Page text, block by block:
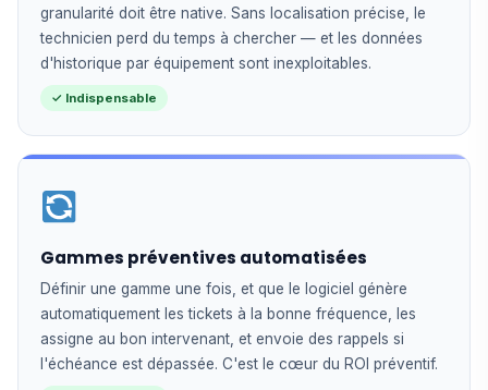
granularité doit être native. Sans localisation précise, le
technicien perd du temps à chercher — et les données
d'historique par équipement sont inexploitables.
✓ Indispensable
Gammes préventives automatisées
Définir une gamme une fois, et que le logiciel génère
automatiquement les tickets à la bonne fréquence, les
assigne au bon intervenant, et envoie des rappels si
l'échéance est dépassée. C'est le cœur du ROI préventif.